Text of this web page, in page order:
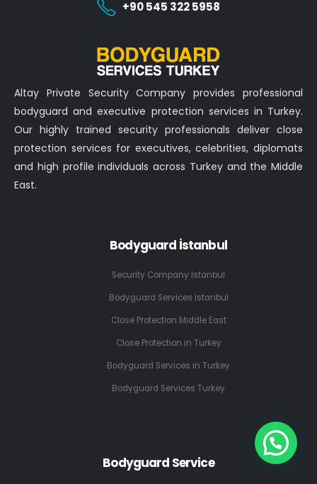
+90 545 322 5958
Altay Private Security Company provides professional
bodyguard and executive protection services in Turkey.
Our highly trained security professionals deliver close
protection services for executives, celebrities, diplomats
and high profile individuals across Turkey and the Middle
East.
Bodyguard İstanbul
Security Company Istanbul
Bodyguard Services Istanbul
Close Protection Middle East
Close Protection in Turkey
Bodyguard Services in Turkey
Bodyguard Services Turkey
Bodyguard Service